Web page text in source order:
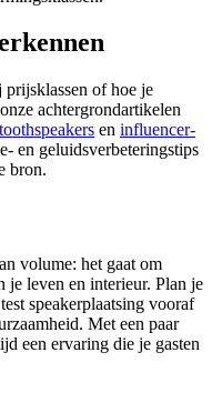
of hoe je
achtergrondartikelen
en influencer-
en geluidsverbeteringstips
bron.
volume: het gaat om
je leven en interieur. Plan je
speakerplaatsing vooraf
Met een paar
een ervaring die je gasten